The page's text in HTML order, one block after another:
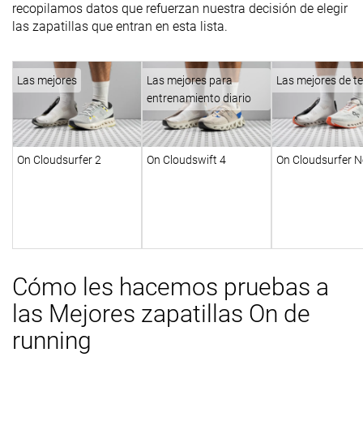
recopilamos datos que refuerzan nuestra decisión de elegir
las zapatillas que entran en esta lista.
Las mejores
On Cloudsurfer 2
Las mejores para
entrenamiento diario
On Cloudswift 4
Las mejores de
On Cloudsurfer
Cómo les hacemos pruebas a
las Mejores zapatillas On de
running